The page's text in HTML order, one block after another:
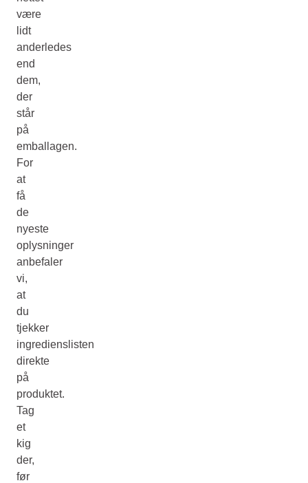
være
lidt
anderledes
end
dem,
der
står
på
emballagen.
For
at
få
de
nyeste
oplysninger
anbefaler
vi,
at
du
tjekker
ingredienslisten
direkte
på
produktet.
Tag
et
kig
der,
før